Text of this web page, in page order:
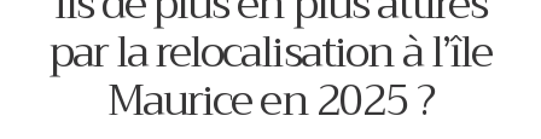
par la relocalisation à l’île
Maurice en 2025 ?